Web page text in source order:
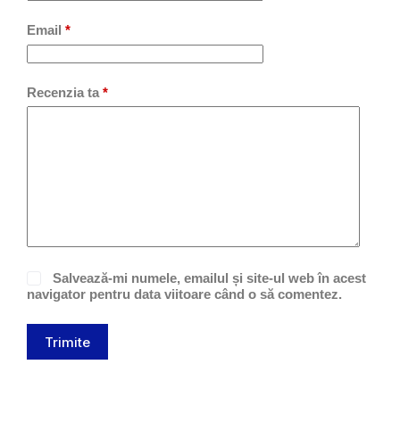
Email *
Recenzia ta *
Salvează-mi numele, emailul și site-ul web în acest
navigator pentru data viitoare când o să comentez.
Trimite